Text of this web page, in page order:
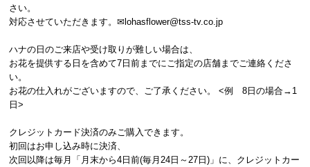
さい。
対応させていただきます。✉lohasflower@tss-tv.co.jp
ハナの日のご来店や受け取りが難しい場合は、
お花を提供する日を含めて7日前までにご指定の店舗までご連絡くださ
い。
お花の仕入れがございますので、ご了承ください。 <例 8日の場合→1
日>
クレジットカード決済のみご購入できます。
初回はお申し込み時に決済、
次回以降は毎月「月末から4日前(毎月24日～27日)」に、クレジットカー